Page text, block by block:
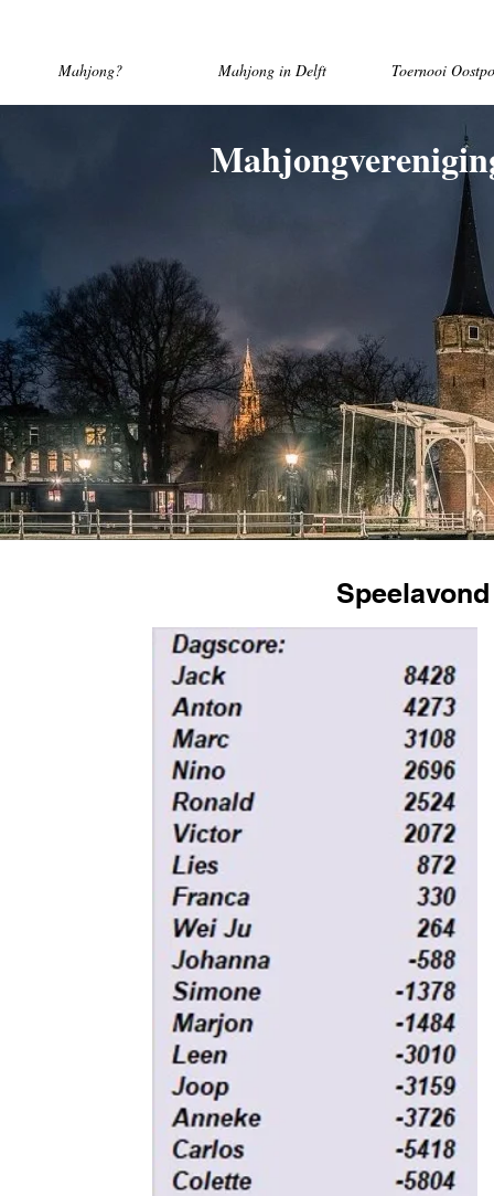
Mahjong? Mahjong in Delft Toernooi